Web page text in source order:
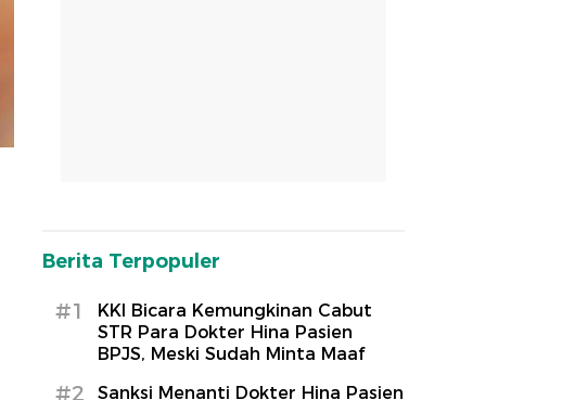
Berita Terpopuler
#1
KKI Bicara Kemungkinan Cabut
STR Para Dokter Hina Pasien
BPJS, Meski Sudah Minta Maaf
#2
Sanksi Menanti Dokter Hina Pasien